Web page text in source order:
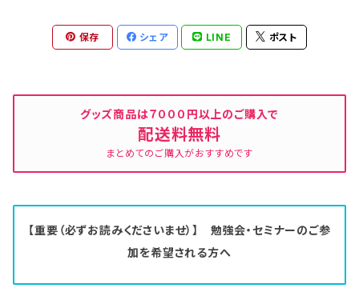
保存 シェア LINE ポスト
グッズ商品は７０００円以上のご購入で
配送料無料
まとめてのご購入がおすすめです
【重要（必ずお読みくださいませ）】 勉強会・セミナーのご参
加を希望される方へ